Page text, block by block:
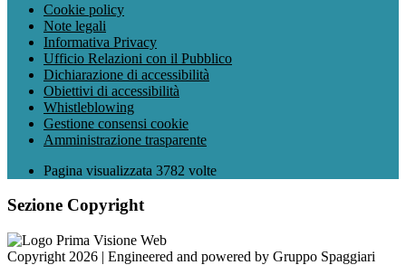
Cookie policy
Note legali
Informativa Privacy
Ufficio Relazioni con il Pubblico
Dichiarazione di accessibilità
Obiettivi di accessibilità
Whistleblowing
Gestione consensi cookie
Amministrazione trasparente
Pagina visualizzata 3782 volte
Sezione Copyright
Copyright 2026 | Engineered and powered by Gruppo Spaggiari